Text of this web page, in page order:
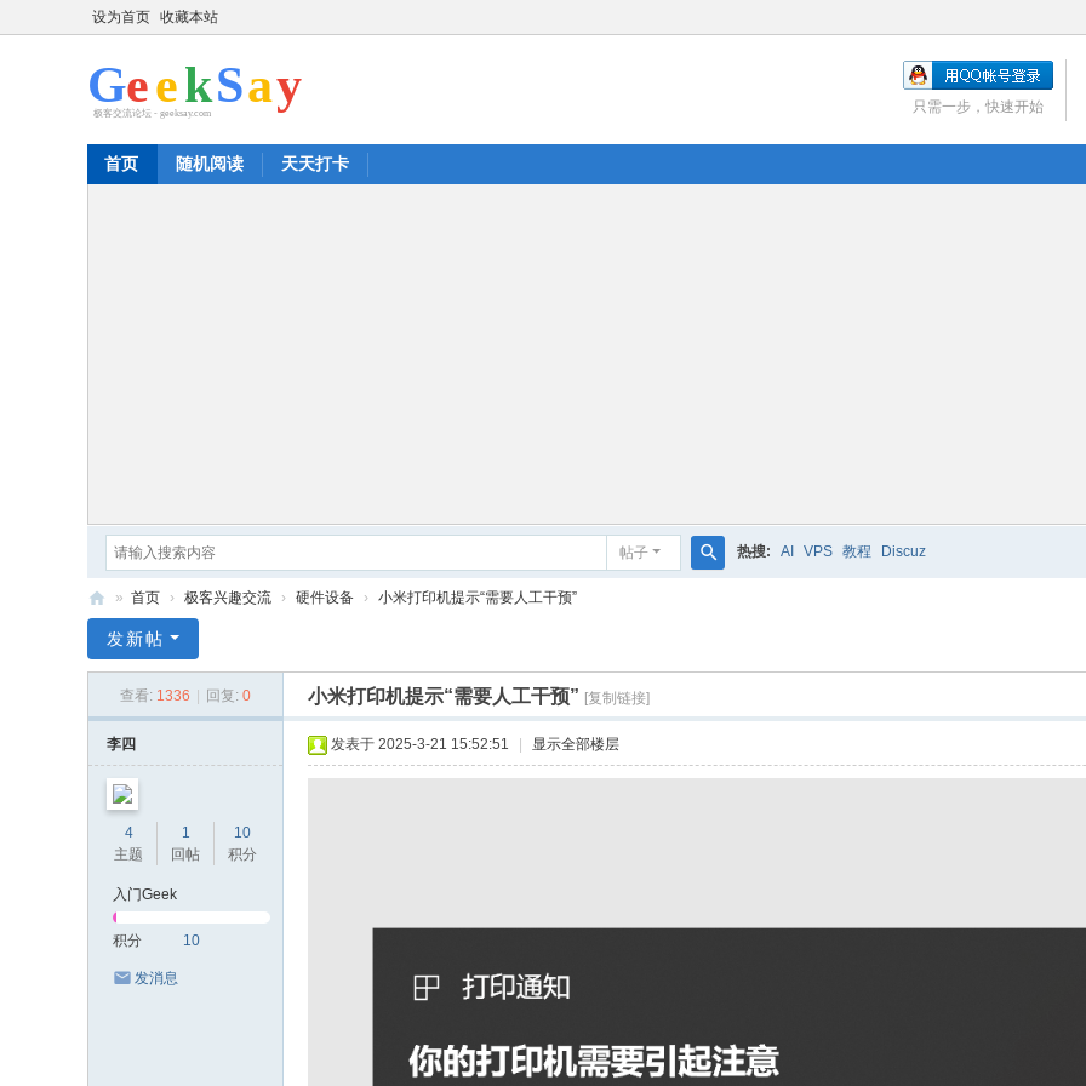
设为首页 收藏本站
只需一步，快速开始
首页 随机阅读 天天打卡
帖子 热搜: AI VPS 教程 Discuz
ee
» 首页 › 极客兴趣交流 › 硬件设备 › 小米打印机提示“需要人工干预”
发新帖
查看: 1336 回复: 0 小米打印机提示“需要人工干预” [复制链接]
李四
4
主题
1
回帖
10
积分
入门Geek
积分 10
发消息
发表于 2025-3-21 15:52:51 显示全部楼层